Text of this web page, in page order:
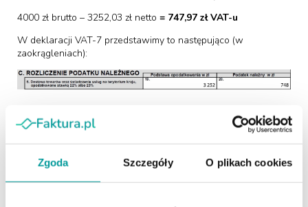
Zgoda Szczegóły O plikach cookies
4000 zł brutto – 3252,03 zł netto = 747,97 zł VAT-u
W deklaracji VAT-7 przedstawimy to następująco (w
zaokrągleniach):
Czy VAT marża to trudny proces?
Jak widzisz, nie tak bardzo. Jeśli tylko wykonujesz usługi, które
można objąć marżą, będzie to dla Ciebie najkorzystniejsze
rozwiązanie pod względem podatkowym jak i formalnym.
Zapłacisz niższy podatek VAT i wystawisz prostszą